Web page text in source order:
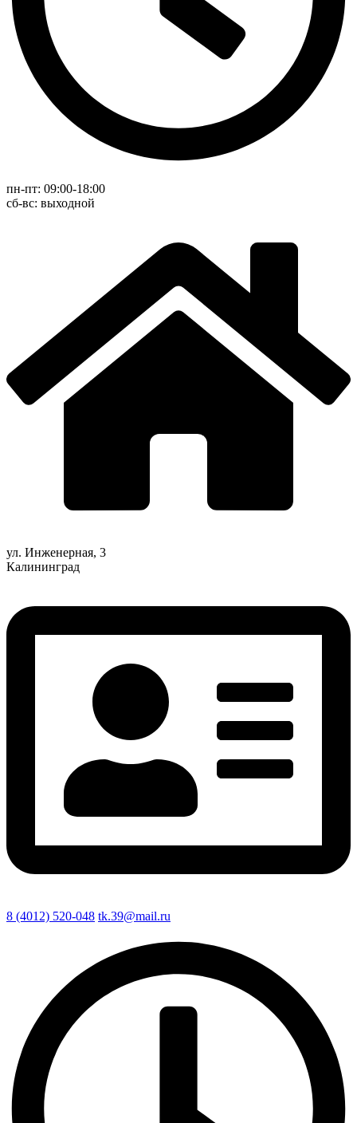
пн-пт: 09:00-18:00
cб-вс: выходной
ул. Инженерная, 3
Калининград
8 (4012) 520-048 tk.39@mail.ru